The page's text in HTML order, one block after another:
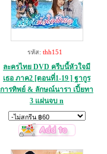
รหัส: thh151
ละครไทย DVD ครีบนี้หัวใจมี
เธอ ภาค2 [ตอนที่1-19 ] ฐากูร
การทิพย์ & ลักษณ์นารา เปี้ยทา
3 แผ่นจบ n